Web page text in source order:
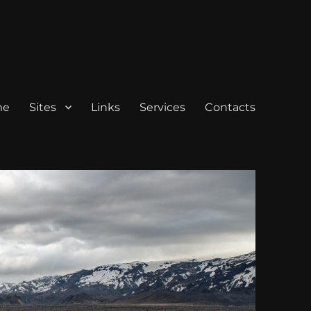
Sites Links Services Contacts